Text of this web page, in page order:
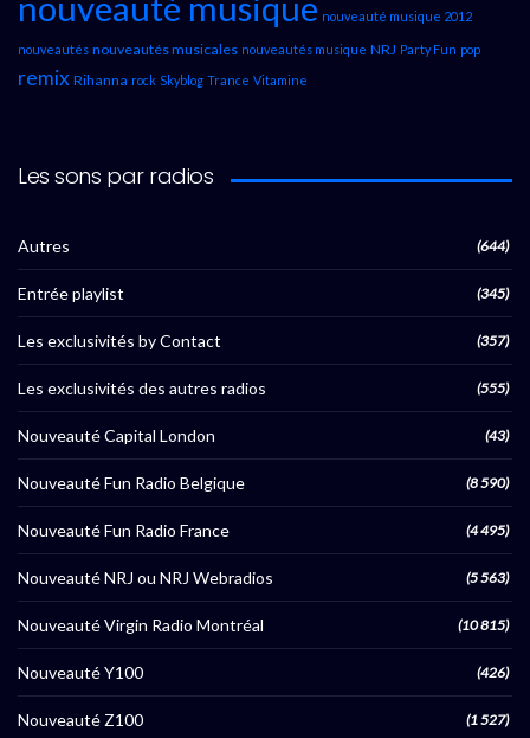
nouveauté musique 2012
nouveautés nouveautés musicales nouveautés musique NRJ Party Fun pop
remix Rihanna rock Skyblog Trance Vitamine
Les sons par radios
Autres (644)
Entrée playlist (345)
Les exclusivités by Contact (357)
Les exclusivités des autres radios (555)
Nouveauté Capital London (43)
Nouveauté Fun Radio Belgique (8 590)
Nouveauté Fun Radio France (4 495)
Nouveauté NRJ ou NRJ Webradios (5 563)
Nouveauté Virgin Radio Montréal (10 815)
Nouveauté Y100 (426)
Nouveauté Z100 (1 527)